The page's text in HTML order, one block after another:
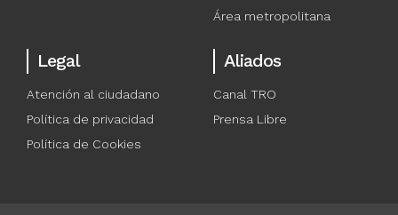
Área metropolitana
Legal
Atención al ciudadano
Política de privacidad
Política de Cookies
Aliados
Canal TRO
Prensa Libre